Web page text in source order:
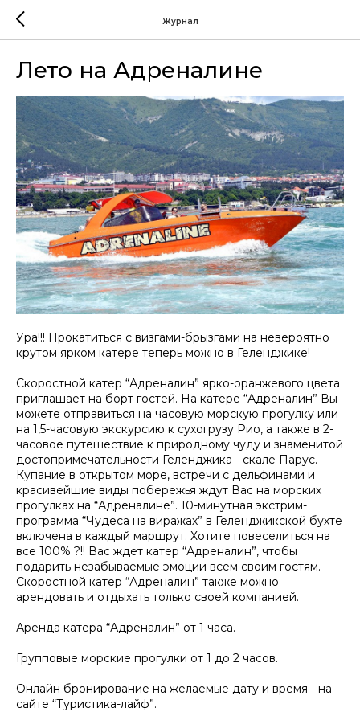
Журнал
Лето на Адреналине
Ура!!! Прокатиться с визгами-брызгами на невероятно
крутом ярком катере теперь можно в Геленджике!
Скоростной катер “Адреналин” ярко-оранжевого цвета
приглашает на борт гостей. На катере “Адреналин” Вы
можете отправиться на часовую морскую прогулку или
на 1,5-часовую экскурсию к сухогрузу Рио, а также в 2-
часовое путешествие к природному чуду и знаменитой
достопримечательности Геленджика - скале Парус.
Купание в открытом море, встречи с дельфинами и
красивейшие виды побережья ждут Вас на морских
прогулках на “Адреналине”. 10-минутная экстрим-
программа “Чудеса на виражах” в Геленджикской бухте
включена в каждый маршрут. Хотите повеселиться на
все 100% ?!! Вас ждет катер “Адреналин”, чтобы
подарить незабываемые эмоции всем своим гостям.
Скоростной катер “Адреналин” также можно
арендовать и отдыхать только своей компанией.
Аренда катера “Адреналин” от 1 часа.
Групповые морские прогулки от 1 до 2 часов.
Онлайн бронирование на желаемые дату и время - на
сайте “Туристика-лайф”.